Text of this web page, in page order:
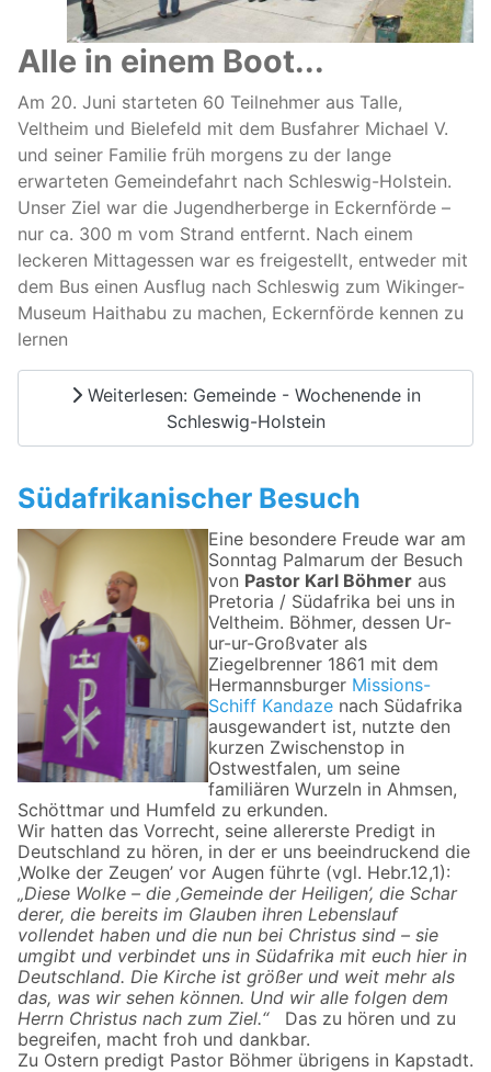
Alle in einem Boot...
Am 20. Juni starteten 60 Teilnehmer aus Talle,
Veltheim und Bielefeld mit dem Busfahrer Michael V.
und seiner Familie früh morgens zu der lange
erwarteten Gemeindefahrt nach Schleswig-Holstein.
Unser Ziel war die Jugendherberge in Eckernförde –
nur ca. 300 m vom Strand entfernt. Nach einem
leckeren Mittagessen war es freigestellt, entweder mit
dem Bus einen Ausflug nach Schleswig zum Wikinger-
Museum Haithabu zu machen, Eckernförde kennen zu
lernen
Weiterlesen: Gemeinde - Wochenende in
Schleswig-Holstein
Südafrikanischer Besuch
Eine besondere Freude war am
Sonntag Palmarum der Besuch
von Pastor Karl Böhmer aus
Pretoria / Südafrika bei uns in
Veltheim. Böhmer, dessen Ur-
ur-ur-Großvater als
Ziegelbrenner 1861 mit dem
Hermannsburger Missions-
Schiff Kandaze nach Südafrika
ausgewandert ist, nutzte den
kurzen Zwischenstop in
Ostwestfalen, um seine
familiären Wurzeln in Ahmsen,
Schöttmar und Humfeld zu erkunden.
Wir hatten das Vorrecht, seine allererste Predigt in
Deutschland zu hören, in der er uns beeindruckend die
‚Wolke der Zeugen’ vor Augen führte (vgl. Hebr.12,1):
„Diese Wolke – die ‚Gemeinde der Heiligen’, die Schar
derer, die bereits im Glauben ihren Lebenslauf
vollendet haben und die nun bei Christus sind – sie
umgibt und verbindet uns in Südafrika mit euch hier in
Deutschland. Die Kirche ist größer und weit mehr als
das, was wir sehen können. Und wir alle folgen dem
Herrn Christus nach zum Ziel.“Das zu hören und zu
begreifen, macht froh und dankbar.
Zu Ostern predigt Pastor Böhmer übrigens in Kapstadt.